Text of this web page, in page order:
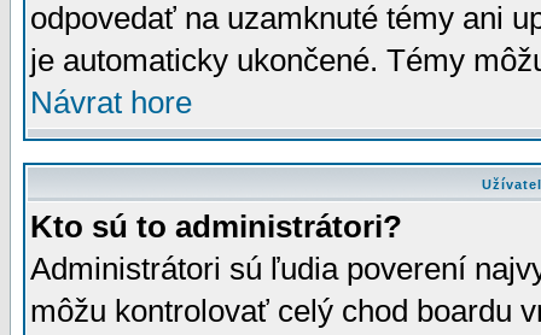
odpovedať na uzamknuté témy ani
je automaticky ukončené. Témy
Návrat hore
Kto sú to administrátori?
Administrátori sú ľudia poverení
môžu kontrolovať celý chod boardu